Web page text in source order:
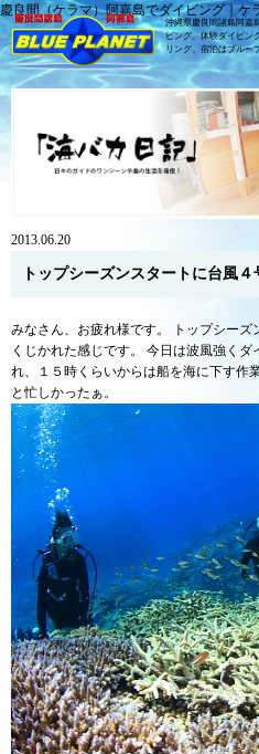
慶良間（ケラマ）阿嘉島でダイビング｜ケ
沖縄県慶良間諸島阿嘉
ビング、体験ダイビン
リング、宿泊はブルー
2013.06.20
トップシーズンスタートに台風４
みなさん、お疲れ様です。 トップシー
くじかれた感じです。 今日は波風強く
れ、１５時くらいからは船を海に下す作
と忙しかったぁ。